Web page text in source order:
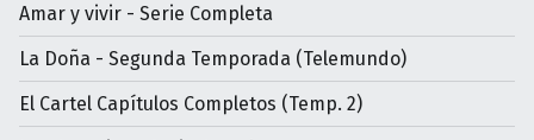
Amar y vivir - Serie Completa
La Doña - Segunda Temporada (Telemundo)
El Cartel Capítulos Completos (Temp. 2)